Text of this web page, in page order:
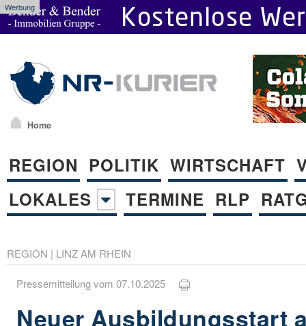
Werbung
Home
REGION POLITIK WIRTSCHAFT
LOKALES
TERMINE RLP
REGION | LINZ AM RHEIN
Pressemitteilung vom 07.10.2025
Neuer Ausbildungsstart